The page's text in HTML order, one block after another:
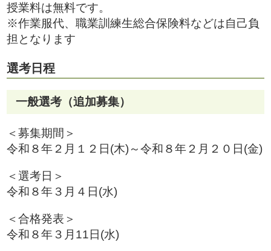
授業料は無料です。
※作業服代、職業訓練生総合保険料などは自己負
担となります
選考日程
一般選考（追加募集）
＜募集期間＞
令和８年２月１２日(木)～令和８年２月２０日(金)
＜選考日＞
令和８年３月４日(水)
＜合格発表＞
令和８年３月11日(水)